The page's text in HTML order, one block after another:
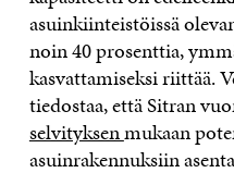
asuinkiinteistöissä
noin 40 prosenttia,
kasvattamiseksi riittää.
tiedostaa, että Sitran
selvityksenmukaan
asuinrakennuksiin